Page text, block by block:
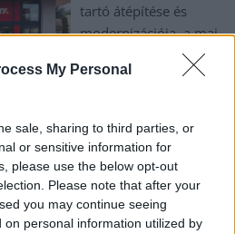
My Personal
sale, sharing to third parties, or
or sensitive information for
please use the below opt-out
Please note that after your
you may continue seeing
on personal information utilized by
tartó átépítése és
modernizációja, a mai
napon, azaz május 28-
án a diszkontlánc újra
alapterülete csaknem a felével
a környezettudatos,
alkalmazása került előtérbe.